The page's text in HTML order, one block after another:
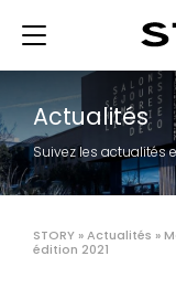
Actualités
Suivez les actualités
STORY »Actualités »
édition 2021